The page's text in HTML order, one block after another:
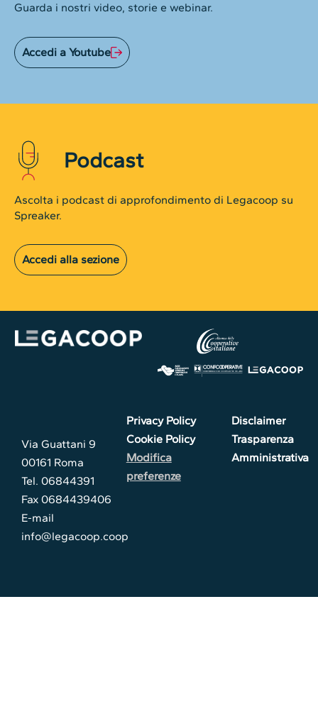
Guarda i nostri video, storie e webinar.
Accedi a Youtube
Podcast
Ascolta i podcast di approfondimento di Legacoop su
Spreaker.
Accedi alla sezione
Via Guattani 9
00161 Roma
Tel. 06844391
Fax 0684439406
E-mail
info@legacoop.coop
Privacy Policy
Cookie Policy
Modifica
preferenze
Disclaimer
Trasparenza
Amministrativa